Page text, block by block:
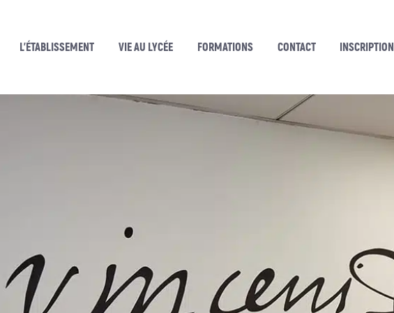
L’ÉTABLISSEMENT VIE AU LYCÉE FORMATIONS CONTACT INSCRIPTION